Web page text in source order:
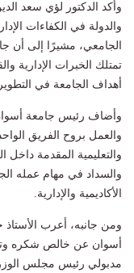
وأكد الدكتور لؤي سعد
والدولة في الكفاءات
الجامعي، مشيرًا إلى أن
تمتلك الخبرات الإدارية
أهداف الجامعة في
وأضاف رئيس جامعة
والعمل بروح الفريق
والتعليمية المقدمة داخل
والسداد في مهام عمله
الأكاديمية والإدارية.
ومن جانبه، أعرب
أسوان عن خالص شكره
مدبولي رئيس مجلس